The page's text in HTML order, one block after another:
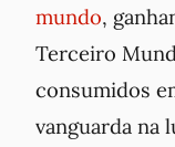
mundo,
Terceiro
consumidos
vanguarda na